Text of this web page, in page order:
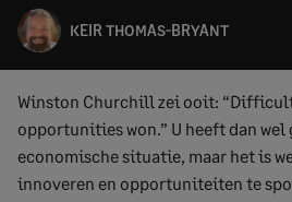
KEIR THOMAS-BRYANT
Winston Churchill zei ooit:
opportunities won.” U heeft dan
economische situatie, maar het is
innoveren en opportuniteiten te